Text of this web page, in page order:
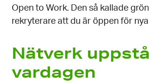
Open to Work. Den så kallade
rekryterare att du är öppen för
Nätverk
vardagen